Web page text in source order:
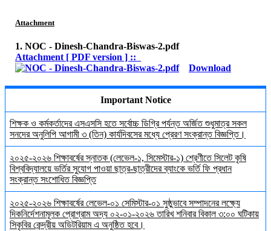
Attachment
1. NOC - Dinesh-Chandra-Biswas-2.pdf
Attachment [ PDF version ] ::
Download
Important Notice
শিক্ষক ও কর্মকর্তাদের এসএসসি হতে সর্বোচ্চ ডিগ্রি পর্যন্ত অর্জিত শুধুমাত্র সকল
সনদের অনুলিপি আগামী ৩ (তিন) কার্যদিবসের মধ্যে প্রেরণ সংক্রান্ত বিজ্ঞপ্তি।
২০২৫-২০২৬ শিক্ষাবর্ষের স্নাতক (লেভেল-১, সিমেস্টার-১) শ্রেণীতে সিলেট কৃষি
বিশ্ববিদ্যালয়ে ভর্তির সুযোগ পাওয়া ছাত্র-ছাত্রীদের ব্যাংকে ভর্তি ফি প্রধান
সংক্রান্ত সংশোধিত বিজ্ঞপ্তি
২০২৫-২০২৬ শিক্ষাবর্ষের লেভেল-০১ সেমিস্টার-০১ সুষ্ঠুভাবে সম্পাদনের লক্ষ্যে
দিকনির্দেশনামূলক প্রোগ্রাম অদ্য ০২-০১-২০২৬ তারিখ শনিবার বিকাল ৩:০০ ঘটিকায়
সিকৃবির কেন্দ্রীয় অডিটরিয়াম এ অনুষ্ঠিত হবে।